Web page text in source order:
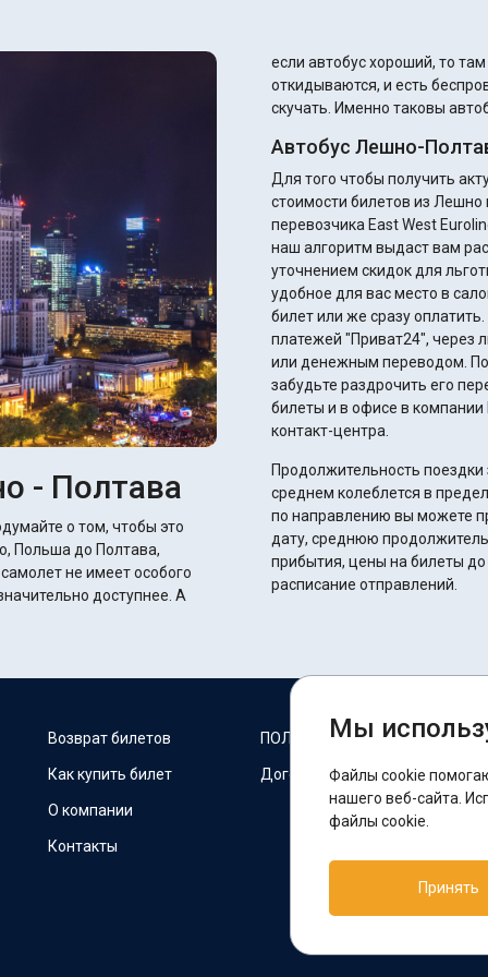
- Полтава
о том, чтобы это
Польша до Полтава,
не имеет особого
доступнее. А
если автобус хороший, то
откидываются, и есть
скучать. Именно таковы
Автобус Лешно-
Для того чтобы получить
стоимости билетов из Лешно
перевозчика East West
наш алгоритм выдаст вам
уточнением скидок для льготников. Вы сразу можете подобрать
удобное для вас место в
билет или же сразу
платежей "Приват24", через
или денежным переводом. После оплаты вы получите электронный билет – не
забудьте раздрочить его
билеты и в офисе в
контакт-центра.
Продолжительность поездки
среднем колеблется в пределах 33 часов 25
по направлению вы можете
дату, среднюю
прибытия, цены на билеты
расписание отправлений.
Возврат билетов
Как купить билет
О компании
Контакты
ПОЛИТИКА COOKIES
Договор оферты
Мы
Файлы cookie
нашего веб-сайта.
файлы cookie.
Принять